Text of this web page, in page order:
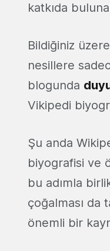
katkıda
Bildiğiniz
nesillere
blogunda
Vikipedi
Şu anda
biyografisi ve
bu adımla
çoğalması da
önemli bir